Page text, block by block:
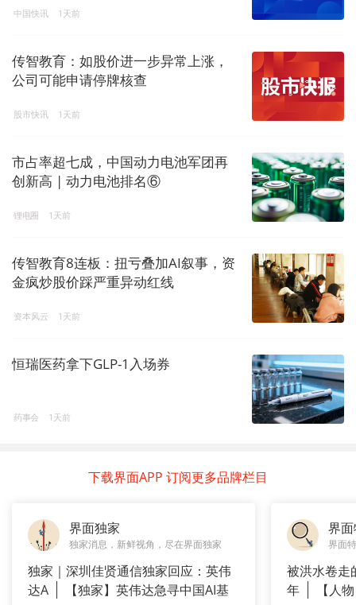
中国快讯 1天前
传智教育：如股价进一步异常上涨，
公司可能申请停牌核查
股市快讯 1天前
市占率超七成，中国动力电池军团再
创新高 | 动力电池排名⑥
锂电圈 1天前
传智教育8连板：扭亏叠加AI叙事，资
金疯炒股价踩严重异动红线
资本风云 1天前
恒瑞医药拿下GLP-1入场券
药事会 1天前
下载界面APP 订阅更多品牌栏目
界面独家
独家消息，新鲜视角，尽在界面独家
独家｜深圳佳贤通信独家回应：英伟
达A
【独家】英伟达急寻中国AI基
界
界面
被洪水卷走
年
【人